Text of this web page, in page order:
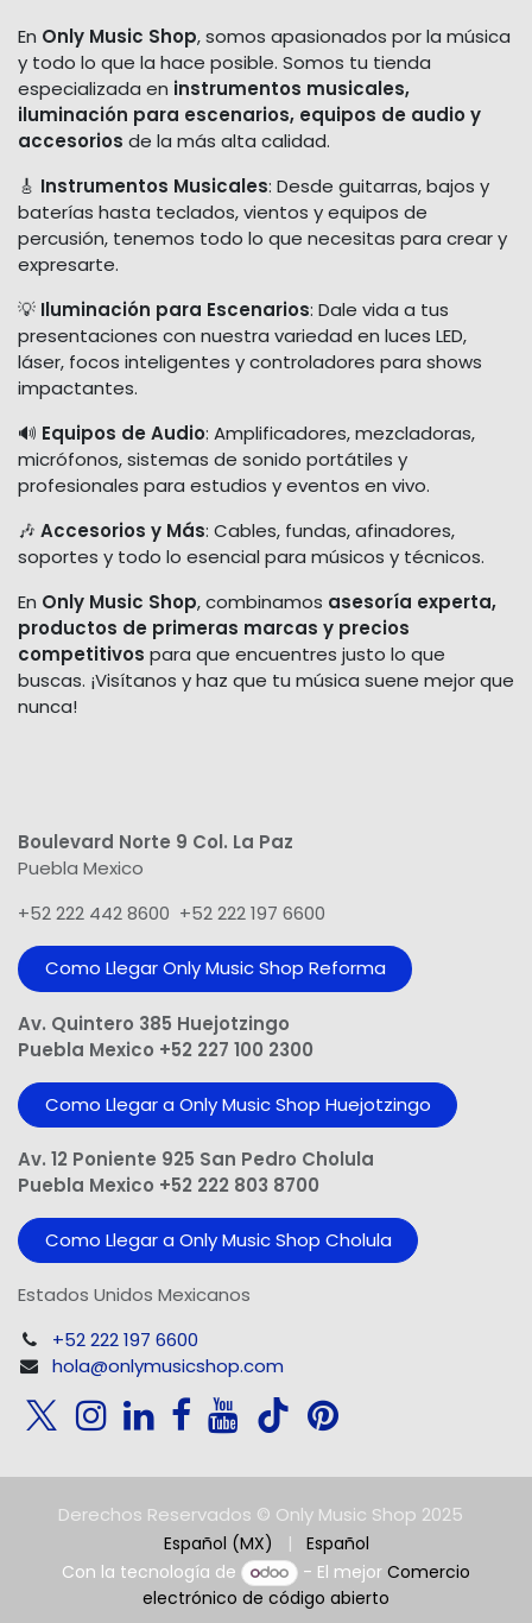
En Only Music Shop, somos apasionados por la música
y todo lo que la hace posible. Somos tu tienda
especializada en instrumentos musicales,
iluminación para escenarios, equipos de audio y
accesorios de la más alta calidad.
🎸 Instrumentos Musicales: Desde guitarras, bajos y
baterías hasta teclados, vientos y equipos de
percusión, tenemos todo lo que necesitas para crear y
expresarte.
💡 Iluminación para Escenarios: Dale vida a tus
presentaciones con nuestra variedad en luces LED,
láser, focos inteligentes y controladores para shows
impactantes.
🔊 Equipos de Audio: Amplificadores, mezcladoras,
micrófonos, sistemas de sonido portátiles y
profesionales para estudios y eventos en vivo.
🎶 Accesorios y Más: Cables, fundas, afinadores,
soportes y todo lo esencial para músicos y técnicos.
En Only Music Shop, combinamos asesoría experta,
productos de primeras marcas y precios
competitivos para que encuentres justo lo que
buscas. ¡Visítanos y haz que tu música suene mejor que
nunca!
Boulevard Norte 9 Col. La Paz
Puebla Mexico
+52 222 442 8600 +52 222 197 6600
Como Llegar Only Music Shop​ Reforma
Av. Quintero 385 Huejotzingo
Puebla Mexico +52 227 100 2300
Como Llegar a Only Music Shop Huejotzingo
Av. 12 Poniente 925 San Pedro Cholula
Puebla Mexico +52 222 803 8700
Como Llegar a Only Music Shop Cholula
Estados Unidos Mexicanos
+52 222 197 6600
hola@onlymusicshop.com
Derechos Reservados © Only Music Shop 2025
Español (MX) |
Español
Con la tecnología de
- El mejorComercio
electrónico de código abierto